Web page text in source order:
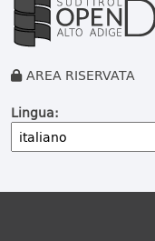
AREA RISERVATA
Lingua